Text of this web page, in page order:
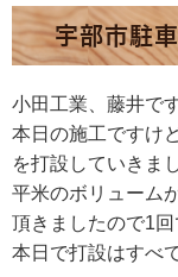
宇部市駐
小田工業、藤井で
本日の施工ですけ
を打設していきま
平米のボリューム
頂きましたので1
本日で打設はすべ